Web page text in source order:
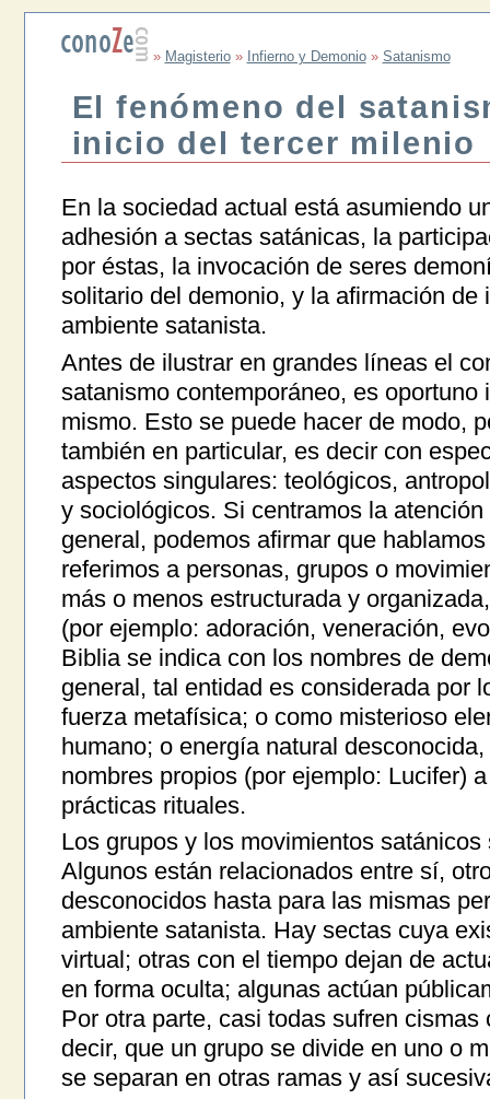
» Magisterio» Infierno y Demonio» Satanismo
El fenómeno del
inicio del tercer milenio
En la sociedad actual está asumiendo
adhesión a sectas satánicas, la
por éstas, la invocación de seres
solitario del demonio, y la afirmación de
ambiente satanista.
Antes de ilustrar en grandes líneas el
satanismo contemporáneo, es oportuno
mismo. Esto se puede hacer de modo,
también en particular, es decir con
aspectos singulares: teológicos,
y sociológicos. Si centramos la
general, podemos afirmar que
referimos a personas, grupos o
más o menos estructurada y
(por ejemplo: adoración, veneración,
Biblia se indica con los nombres de
general, tal entidad es considerada por
fuerza metafísica; o como misterioso
humano; o energía natural
nombres propios (por ejemplo: Lucifer)
prácticas rituales.
Los grupos y los movimientos
Algunos están relacionados entre sí,
desconocidos hasta para las mismas
ambiente satanista. Hay sectas cuya
virtual; otras con el tiempo dejan de
en forma oculta; algunas actúan
Por otra parte, casi todas sufren
decir, que un grupo se divide en uno o
se separan en otras ramas y así